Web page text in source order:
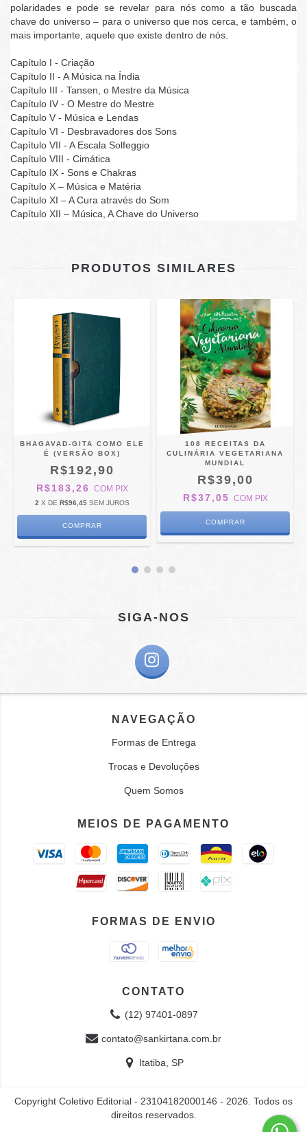
polaridades e pode se revelar para nós como a tão buscada
chave do universo – para o universo que nos cerca, e também, o
mais importante, aquele que existe dentro de nós.
Capítulo I - Criação
Capítulo II - A Música na Índia
Capítulo III - Tansen, o Mestre da Música
Capítulo IV - O Mestre do Mestre
Capítulo V - Música e Lendas
Capítulo VI - Desbravadores dos Sons
Capítulo VII - A Escala Solfeggio
Capítulo VIII - Cimática
Capítulo IX - Sons e Chakras
Capítulo X – Música e Matéria
Capítulo XI – A Cura através do Som
Capítulo XII – Música, A Chave do Universo
PRODUTOS SIMILARES
BHAGAVAD-GITA COMO ELE
É (VERSÃO BOX)
R$192,90
R$183,26 COM PIX
2 X DE R$96,45 SEM JUROS
108 RECEITAS DA
CULINÁRIA VEGETARIANA
MUNDIAL
R$39,00
R$37,05 COM PIX
SIGA-NOS
NAVEGAÇÃO
Formas de Entrega
Trocas e Devoluções
Quem Somos
MEIOS DE PAGAMENTO
FORMAS DE ENVIO
CONTATO
(12) 97401-0897
contato@sankirtana.com.br
Itatiba, SP
Copyright Coletivo Editorial - 23104182000146 - 2026. Todos os
direitos reservados.